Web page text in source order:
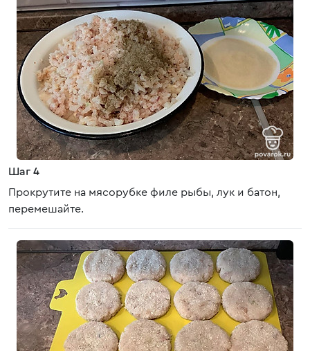
Шаг 4
Прокрутите на мясорубке филе рыбы, лук и батон,
перемешайте.